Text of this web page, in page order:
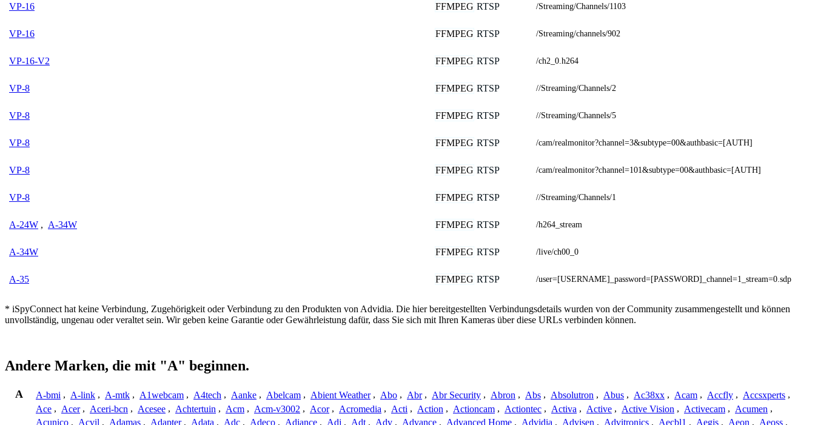
VP-16 FFMPEG RTSP /Streaming/Channels/1103
VP-16 FFMPEG RTSP /Streaming/channels/902
VP-16-V2 FFMPEG RTSP /ch2_0.h264
VP-8 FFMPEG RTSP //Streaming/Channels/2
VP-8 FFMPEG RTSP //Streaming/Channels/5
VP-8 FFMPEG RTSP /cam/realmonitor?channel=3&subtype=00&authbasic=[AUTH]
VP-8 FFMPEG RTSP /cam/realmonitor?channel=101&subtype=00&authbasic=[AUTH]
VP-8 FFMPEG RTSP //Streaming/Channels/1
A-24W , A-34W FFMPEG RTSP /h264_stream
A-34W FFMPEG RTSP /live/ch00_0
A-35 FFMPEG RTSP /user=[USERNAME]_password=[PASSWORD]_channel=1_stream=0.sdp
* iSpyConnect hat keine Verbindung, Zugehörigkeit oder Verbindung zu den Produkten von Advidia. Die hier bereitgestellten Verbindungsdetails wurden von der Community zusammengestellt und können
unvollständig, ungenau oder veraltet sein. Wir geben keine Garantie oder Gewährleistung dafür, dass Sie sich mit Ihren Kameras über diese URLs verbinden können.
Andere Marken, die mit "A" beginnen.
A A-bmi , A-link , A-mtk , A1webcam , A4tech , Aanke , Abelcam , Abient Weather , Abo , Abr , Abr Security , Abron , Abs , Absolutron , Abus , Ac38xx , Acam , Accfly , Accsxperts ,
Ace , Acer , Aceri-bcn , Acesee , Achtertuin , Acm , Acm-v3002 , Acor , Acromedia , Acti , Action , Actioncam , Actiontec , Activa , Active , Active Vision , Activecam , Acumen ,
Acunico , Acvil , Adamas , Adapter , Adata , Adc , Adeco , Adiance , Adj , Adt , Adv , Advance , Advanced Home , Advidia , Advisen , Advitronics , Aecbl1 , Aegis , Aeon , Aeoss ,